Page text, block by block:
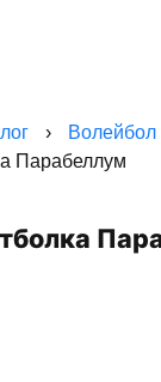
› Волейбол
Парабеллум